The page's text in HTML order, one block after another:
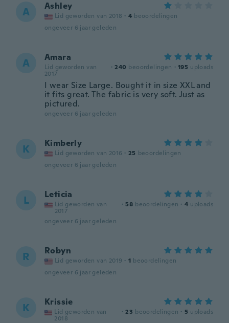
A Ashley
Lid geworden van 2018 · 4 beoordelingen
ongeveer 6 jaar geleden
A Amara
Lid geworden van
2017
· 240 beoordelingen · 195 uploads
I wear Size Large. Bought it in size XXL and
it fits great. The fabric is very soft. Just as
pictured.
ongeveer 6 jaar geleden
K Kimberly
Lid geworden van 2016 · 25 beoordelingen
ongeveer 6 jaar geleden
L Leticia
Lid geworden van
2017
· 58 beoordelingen · 4 uploads
ongeveer 6 jaar geleden
R Robyn
Lid geworden van 2019 · 1 beoordelingen
ongeveer 6 jaar geleden
K Krissie
Lid geworden van
2018
· 23 beoordelingen · 5 uploads